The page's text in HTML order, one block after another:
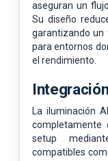
aseguran un
Su diseño
garantizando un
para entornos
el rendimiento.
La iluminación
setup
compatibles